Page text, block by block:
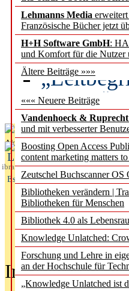
Lehmanns Media
Französische Bücher jetzt
H+H Software GmbH:
und Komfort für die Nutzer
Ältere Beiträge »»»
««« Neuere Beiträge
Vandenhoeck & Ruprecht
und mit verbesserter
Boosting Open Access
content marketing matters
Zeutschel Buchscanner
Bibliotheken verändern |
Bibliotheken für Menschen
Bibliothek 4.0 als
Knowledge Unlatched:
Forschung und Lehre in
an der Hochschule für
„Knowledge Unlatched ist
besser
des
Aktuelles aus
L
ibrary
Essentials
In der Ausgabe